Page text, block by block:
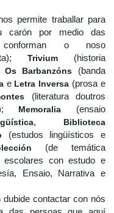
permite traballar para
carón por medio das
o noso
Trivium (historia
Os Barbanzóns (banda
e Letra Inversa (prosa e
(literatura doutros
Memoralia (ensaio
, Biblioteca
(estudos lingüísticos e
(de temática
escolares con estudo e
Ensaio, Narrativa e
contactar con nós